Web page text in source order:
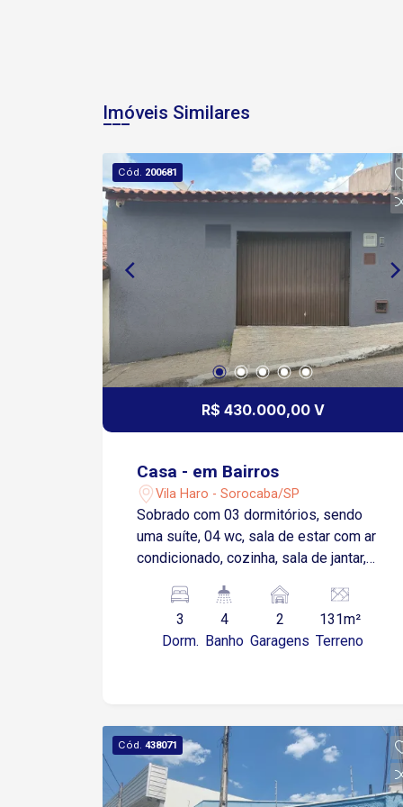
Imóveis Similares
Cód. 200681
R$ 430.000,00 V
Casa - em Bairros
Vila Haro - Sorocaba/SP
Sobrado com 03 dormitórios, sendo
uma suíte, 04 wc, sala de estar com ar
condicionado, cozinha, sala de jantar,
02 vagas de garagem coberta, portão
automático, 01 dormitório com sacada,
quarto (suíte) de casal com móveis
3
Dorm.
4
Banho
2
Garagens
131m²
Terreno
Cód. 438071